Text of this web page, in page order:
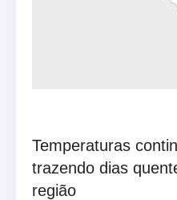
Temperaturas
trazendo dias
região